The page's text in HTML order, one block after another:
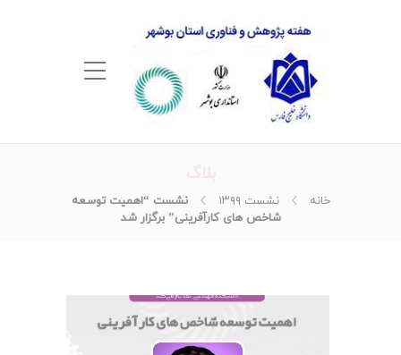
خانه نشست ۱۳۹۹
نشست “اهمیت توسعه
شاخص های کارآفرینی” برگزار شد